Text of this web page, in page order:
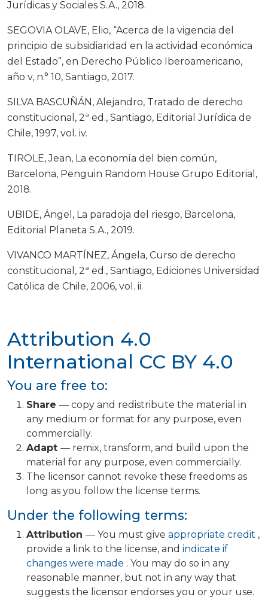
Attribution 4.0
International CC BY 4.0
You are free to:
Share — copy and redistribute the material in
any medium or format for any purpose, even
commercially.
Adapt — remix, transform, and build upon the
material for any purpose, even commercially.
The licensor cannot revoke these freedoms as
long as you follow the license terms.
Under the following terms:
Attribution — You must give appropriate credit ,
provide a link to the license, and indicate if
changes were made . You may do so in any
reasonable manner, but not in any way that
suggests the licensor endorses you or your use.
Jurídicas y Sociales S.A., 2018.
SEGOVIA OLAVE, Elio, “Acerca de la vigencia del
principio de subsidiaridad en la actividad económica
del Estado”, en Derecho Público Iberoamericano,
año v, n.° 10, Santiago, 2017.
SILVA BASCUÑÁN, Alejandro, Tratado de derecho
constitucional, 2ª ed., Santiago, Editorial Jurídica de
Chile, 1997, vol. iv.
TIROLE, Jean, La economía del bien común,
Barcelona, Penguin Random House Grupo Editorial,
2018.
UBIDE, Ángel, La paradoja del riesgo, Barcelona,
Editorial Planeta S.A., 2019.
VIVANCO MARTÍNEZ, Ángela, Curso de derecho
constitucional, 2ª ed., Santiago, Ediciones Universidad
Católica de Chile, 2006, vol. ii.